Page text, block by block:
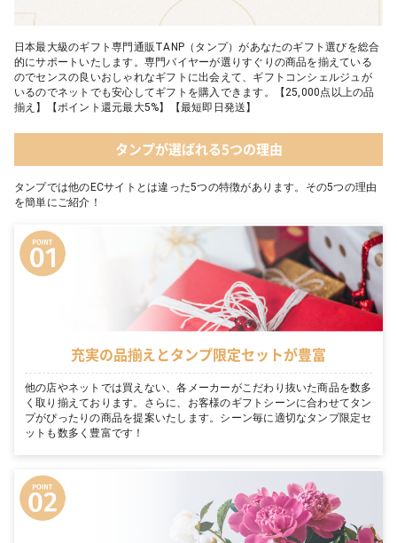
日本最大級のギフト専門通販TANP（タンプ）があなたのギフト選びを総合
的にサポートいたします。専門バイヤーが選りすぐりの商品を揃えている
のでセンスの良いおしゃれなギフトに出会えて、ギフトコンシェルジュが
いるのでネットでも安心してギフトを購入できます。【25,000点以上の品
揃え】【ポイント還元最大5%】【最短即日発送】
タンプが選ばれる5つの理由
タンプでは他のECサイトとは違った5つの特徴があります。その5つの理由
を簡単にご紹介！
充実の品揃えとタンプ限定セットが豊富
他の店やネットでは買えない、各メーカーがこだわり抜いた商品を数多
く取り揃えております。さらに、お客様のギフトシーンに合わせてタン
プがぴったりの商品を提案いたします。シーン毎に適切なタンプ限定セ
ットも数多く豊富です！